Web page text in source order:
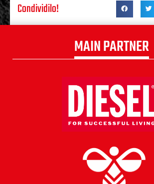
Condividilo!
MAIN PARTNER